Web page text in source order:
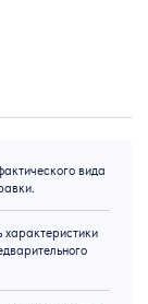
вида
характеристики